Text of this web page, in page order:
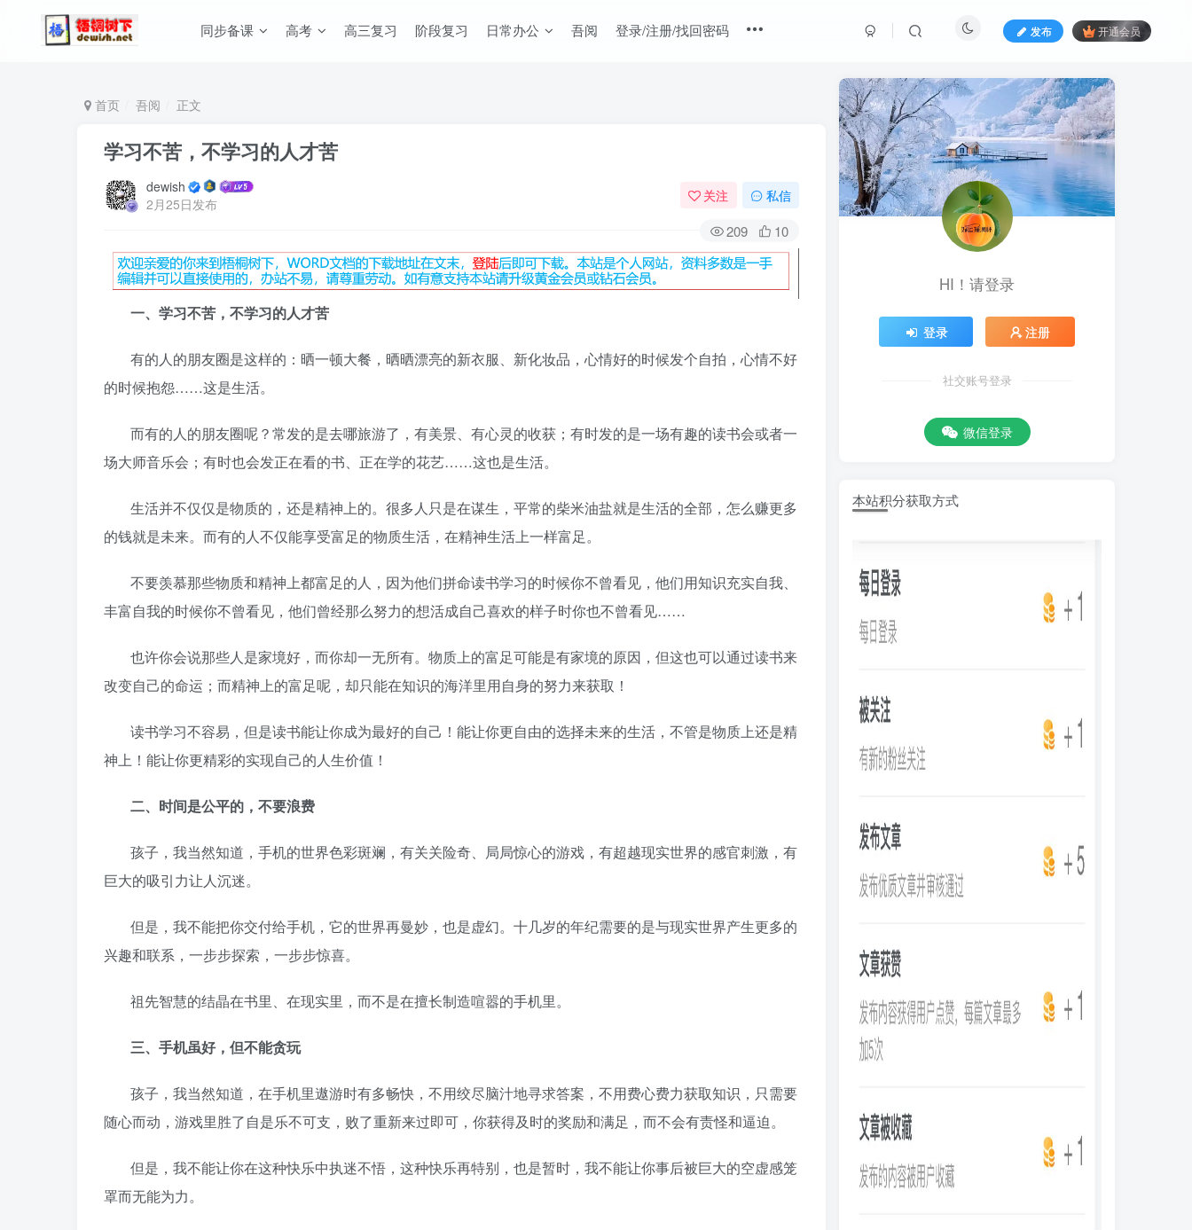
同步备课 高考 高三复习 阶段复习 日常办公 吾阅 登录/注册/找回密码 发布 开通会员
首页 吾阅 正文
学习不苦，不学习的人才苦
dewish
2月25日发布
关注 私信
209 10
一、学习不苦，不学习的人才苦
有的人的朋友圈是这样的：晒一顿大餐，晒晒漂亮的新衣服、新化妆品，心情好的时候发个自拍，心情不好
的时候抱怨……这是生活。
而有的人的朋友圈呢？常发的是去哪旅游了，有美景、有心灵的收获；有时发的是一场有趣的读书会或者一
场大师音乐会；有时也会发正在看的书、正在学的花艺……这也是生活。
生活并不仅仅是物质的，还是精神上的。很多人只是在谋生，平常的柴米油盐就是生活的全部，怎么赚更多
的钱就是未来。而有的人不仅能享受富足的物质生活，在精神生活上一样富足。
不要羡慕那些物质和精神上都富足的人，因为他们拼命读书学习的时候你不曾看见，他们用知识充实自我、
丰富自我的时候你不曾看见，他们曾经那么努力的想活成自己喜欢的样子时你也不曾看见……
也许你会说那些人是家境好，而你却一无所有。物质上的富足可能是有家境的原因，但这也可以通过读书来
改变自己的命运；而精神上的富足呢，却只能在知识的海洋里用自身的努力来获取！
读书学习不容易，但是读书能让你成为最好的自己！能让你更自由的选择未来的生活，不管是物质上还是精
神上！能让你更精彩的实现自己的人生价值！
二、时间是公平的，不要浪费
孩子，我当然知道，手机的世界色彩斑斓，有关关险奇、局局惊心的游戏，有超越现实世界的感官刺激，有
巨大的吸引力让人沉迷。
但是，我不能把你交付给手机，它的世界再曼妙，也是虚幻。十几岁的年纪需要的是与现实世界产生更多的
兴趣和联系，一步步探索，一步步惊喜。
祖先智慧的结晶在书里、在现实里，而不是在擅长制造喧嚣的手机里。
三、手机虽好，但不能贪玩
孩子，我当然知道，在手机里遨游时有多畅快，不用绞尽脑汁地寻求答案，不用费心费力获取知识，只需要
随心而动，游戏里胜了自是乐不可支，败了重新来过即可，你获得及时的奖励和满足，而不会有责怪和逼迫。
但是，我不能让你在这种快乐中执迷不悟，这种快乐再特别，也是暂时，我不能让你事后被巨大的空虚感笼
罩而无能为力。
HI！请登录
登录 注册
社交账号登录
微信登录
本站积分获取方式